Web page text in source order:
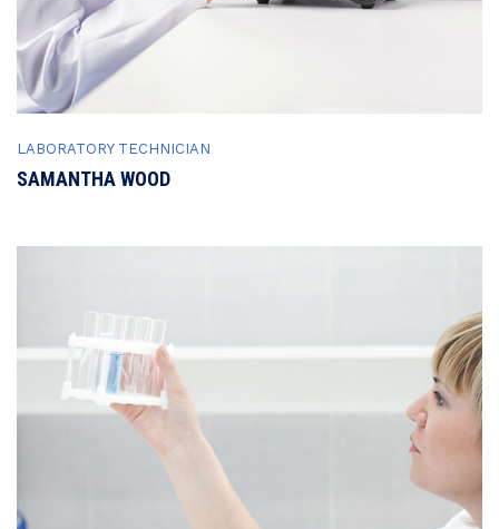
LABORATORY TECHNICIAN
SAMANTHA WOOD